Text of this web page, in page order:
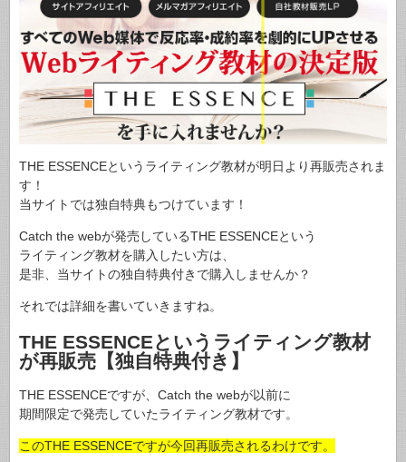
THE ESSENCEというライティング教材が明日より再販売されま
す！
当サイトでは独自特典もつけています！
Catch the webが発売しているTHE ESSENCEという
ライティング教材を購入したい方は、
是非、当サイトの独自特典付きで購入しませんか？
それでは詳細を書いていきますね。
THE ESSENCEというライティング教材
が再販売【独自特典付き】
THE ESSENCEですが、Catch the webが以前に
期間限定で発売していたライティング教材です。
このTHE ESSENCEですが今回再販売されるわけです。